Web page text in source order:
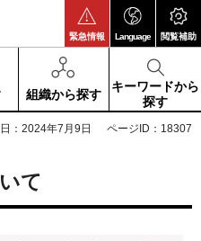
緊急情報 Language 閲覧補助
組織から探す
キーワードから
探す
：2024年7月9日 ページID：18307
て